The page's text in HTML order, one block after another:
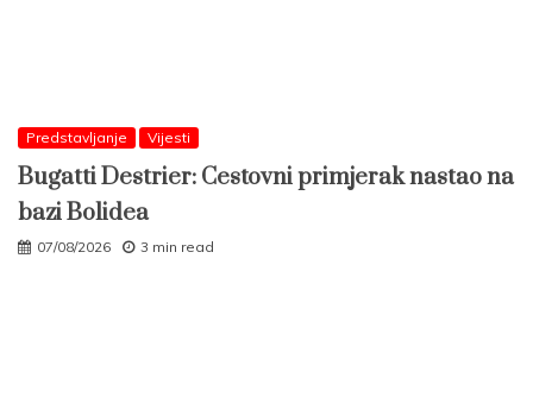
Predstavljanje Vijesti
Bugatti Destrier: Cestovni primjerak nastao na
bazi Bolidea
07/08/2026 3 min read